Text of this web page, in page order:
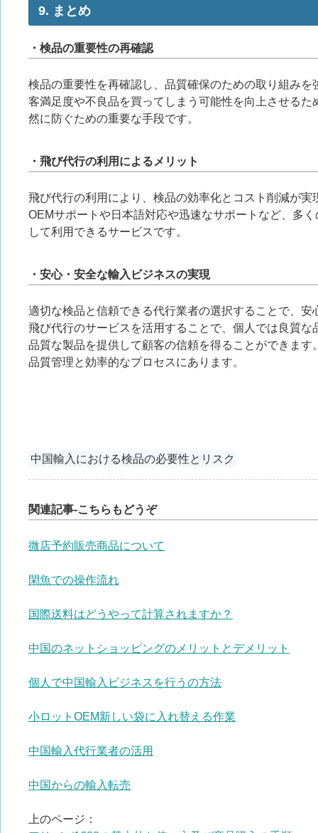
9. まとめ
・検品の重要性の再確認
検品の重要性を再確認し、品質確保のための取り組み
客満足度や不良品を買ってしまう可能性を向上させる
然に防ぐための重要な手段です。
・飛び代行の利用によるメリット
飛び代行の利用により、検品の効率化とコスト削減が
OEMサポートや日本語対応や迅速なサポートなど、多
して利用できるサービスです。
・安心・安全な輸入ビジネスの実現
適切な検品と信頼できる代行業者の選択することで、
飛び代行のサービスを活用することで、個人では良質
品質な製品を提供して顧客の信頼を得ることができま
品質管理と効率的なプロセスにあります。
中国輸入における検品の必要性とリスク
関連記事-こちらもどうぞ
微店予約販売商品について
閑魚での操作流れ
国際送料はどうやって計算されますか？
中国のネットショッピングのメリットとデメリット
個人で中国輸入ビジネスを行うの方法
小ロットOEM新しい袋に入れ替える作業
中国輸入代行業者の活用
中国からの輸入転売
上のページ：